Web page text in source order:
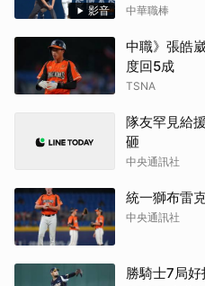
影音
數（08/07
中華職棒
中職》張皓
度回5成
TSNA
隊友罕見給
砸
中央通訊社
統一獅布雷
中央通訊社
勝騎士7局好